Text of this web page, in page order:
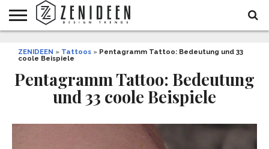
INNENDESIGN
ARCHITEKTUR
GARTEN
UND
LIFESTYLE
DEKO
&
DIY
STYLE
REZEPTE
GESUNDHEIT
WEIHNACHTEN
ZENIDEEN » Tattoos » Pentagramm Tattoo: Bedeutung und 33
coole Beispiele
Pentagramm Tattoo: Bedeutung
und 33 coole Beispiele